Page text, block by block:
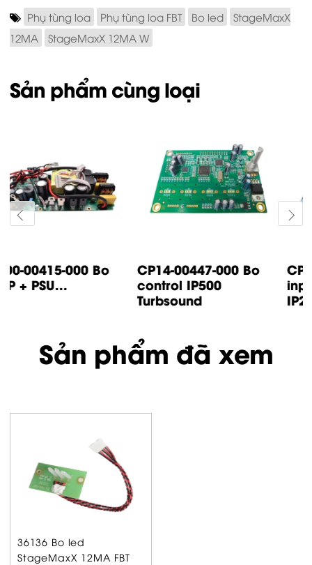
Phụ tùng loa Phụ tùng loa FBT Bo led
StageMaxX
12MA
StageMaxX 12MA W
Sản phẩm cùng loại
CP14-00447-000 Bo
control IP500
CP05-00500-000 Bo
input IP1000 /
IP2000...
Sản phẩm đã xem
36136 Bo led
StageMaxX 12MA FBT